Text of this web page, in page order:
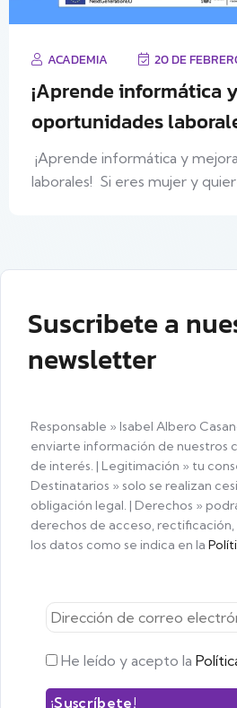
ACADEMIA 20 DE
¡Aprende informática
oportunidades
¡Aprende informática y
laborales! Si eres mujer y
Suscribete a
newsletter
Responsable » Isabel Albero
enviarte información de nuestros
de interés. | Legitimación » tu
Destinatarios » solo se realizan
obligación legal. | Derechos »
derechos de acceso,
los datos como se indica en la
He leído y acepto la